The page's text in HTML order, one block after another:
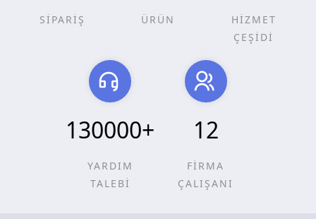
SİPARİŞ ÜRÜN
HİZMET
ÇEŞİDİ
130000+
YARDIM
TALEBİ
12
FİRMA
ÇALIŞANI